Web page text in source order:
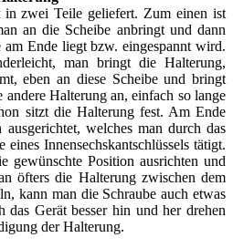
zwei Teile geliefert. Zum einen ist
an die Scheibe anbringt und dann
Ende liegt bzw. eingespannt wird.
man bringt die Halterung,
eben an diese Scheibe und bringt
andere Halterung an, einfach so lange
sitzt die Halterung fest. Am Ende
welches man durch das
Innensechskantschlüssels tätigt.
gewünschte Position ausrichten und
öfters die Halterung zwischen dem
kann man die Schraube auch etwas
das Gerät besser hin und her drehen
der Halterung.